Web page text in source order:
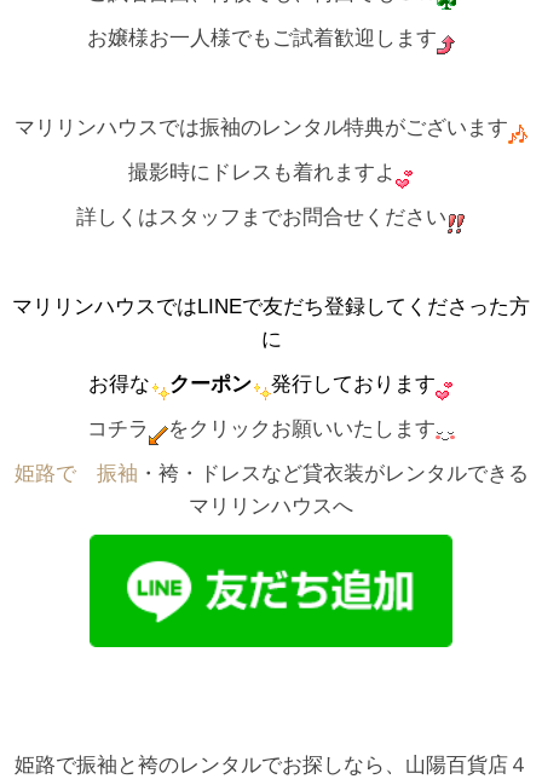
お嬢様お一人様でもご試着歓迎します
マリリンハウスでは振袖のレンタル特典がございます
撮影時にドレスも着れますよ
詳しくはスタッフまでお問合せください
マリリンハウスではLINEで友だち登録してくださった方
に
お得な
クーポン
発行しております
コチラ
をクリックお願いいたします
姫路で゙振袖 ・袴・ドレスなど貸衣装がレンタルできる
マリリンハウスへ
姫路で振袖と袴のレンタルでお探しなら、山陽百貨店４